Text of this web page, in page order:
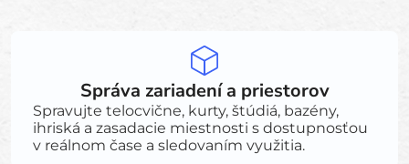
Správa zariadení a priestorov
Spravujte telocvične, kurty, štúdiá, bazény,
ihriská a zasadacie miestnosti s dostupnosťou
v reálnom čase a sledovaním využitia.